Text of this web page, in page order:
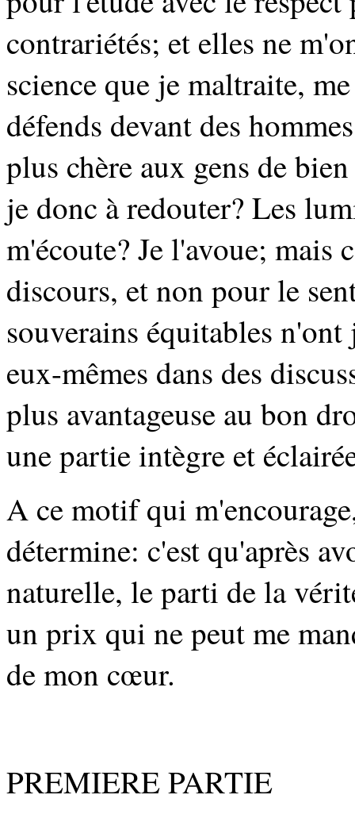
contrariétés; et elles ne
science que je maltraite,
défends devant des
plus chère aux gens de
je donc à redouter? Les
m'écoute? Je l'avoue;
discours, et non pour le
souverains équitables n'ont
eux-mêmes dans des
plus avantageuse au bon
une partie intègre et
A ce motif qui
détermine: c'est qu'après
naturelle, le parti de la
un prix qui ne peut me
de mon cœur.
PREMIERE PARTIE